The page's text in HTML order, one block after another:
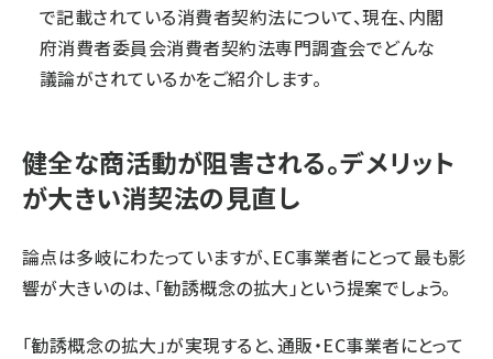
で記載されている消費者契約法について、現在、内閣
府消費者委員会消費者契約法専門調査会でどんな
議論がされているかをご紹介します。
健全な商活動が阻害される。デメリット
が大きい消契法の見直し
論点は多岐にわたっていますが、EC事業者にとって最も影
響が大きいのは、「勧誘概念の拡大」という提案でしょう。
「勧誘概念の拡大」が実現すると、通販・EC事業者にとって